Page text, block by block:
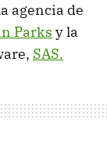
agencia de
Parks y la
SAS.